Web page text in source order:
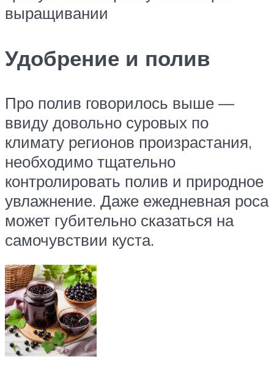
выращивании
Удобрение и полив
Про полив говорилось выше —
ввиду довольно суровых по
климату регионов произрастания,
необходимо тщательно
контролировать полив и природное
увлажнение. Даже ежедневная роса
может губительно сказаться на
самочувствии куста.